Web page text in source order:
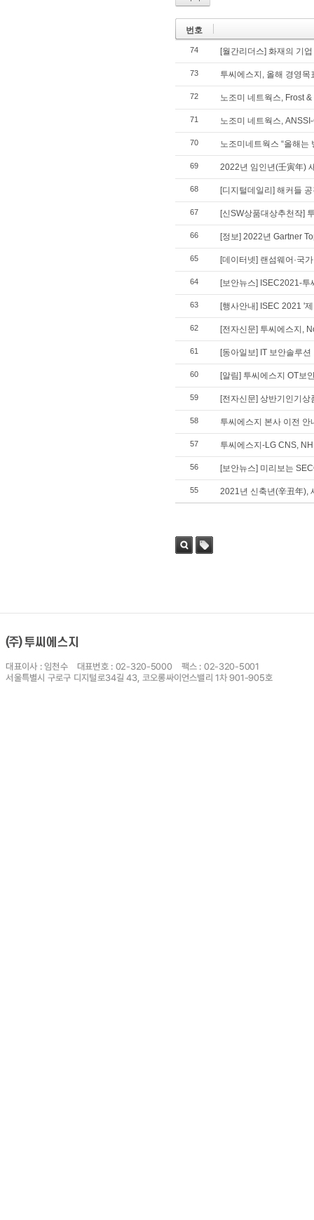
번호
74 [월간리더스] 화재의 기
73 투씨에스지, 올해 경영
72 노조미 네트웍스, Frost
71 노조미 네트웍스,
70 노조미네트웍스 “올해는
69 2022년 임인년(壬寅年)
68 [디지털데일리] 해커들 공
67 [신SW상품대상추천작]
66 [정보] 2022년 Gartner
65 [데이터넷] 랜섬웨어·국
64 [보안뉴스] ISEC2021-
63 [행사안내] ISEC 2021 '
62 [전자신문] 투씨에스지,
61 [동아일보] IT 보안솔루
60 [알림] 투씨에스지 OT보
59 [전자신문] 상반기인기
58 투씨에스지 본사 이전 안
57 투씨에스지-LG CNS,
56 [보안뉴스] 미리보는
55 2021년 신축년(辛丑年),